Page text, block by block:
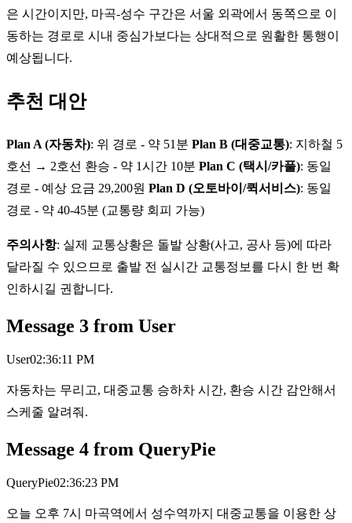
은 시간이지만, 마곡-성수 구간은 서울 외곽에서 동쪽으로 이
동하는 경로로 시내 중심가보다는 상대적으로 원활한 통행이
예상됩니다.
추천 대안
Plan A (자동차): 위 경로 - 약 51분 Plan B (대중교통): 지하철 5
호선 → 2호선 환승 - 약 1시간 10분 Plan C (택시/카풀): 동일
경로 - 예상 요금 29,200원 Plan D (오토바이/퀵서비스): 동일
경로 - 약 40-45분 (교통량 회피 가능)
주의사항: 실제 교통상황은 돌발 상황(사고, 공사 등)에 따라
달라질 수 있으므로 출발 전 실시간 교통정보를 다시 한 번 확
인하시길 권합니다.
Message 3 from User
User02:36:11 PM
자동차는 무리고, 대중교통 승하차 시간, 환승 시간 감안해서
스케줄 알려줘.
Message 4 from QueryPie
QueryPie02:36:23 PM
오늘 오후 7시 마곡역에서 성수역까지 대중교통을 이용한 상